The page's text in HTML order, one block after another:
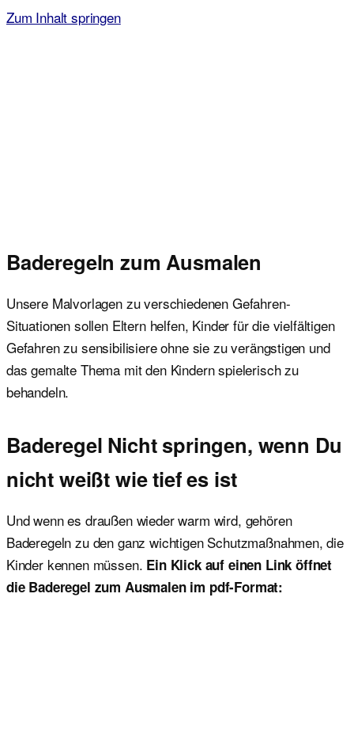
Zum Inhalt springen
Baderegeln zum Ausmalen
Unsere Malvorlagen zu verschiedenen Gefahren-
Situationen sollen Eltern helfen, Kinder für die vielfältigen
Gefahren zu sensibilisiere ohne sie zu verängstigen und
das gemalte Thema mit den Kindern spielerisch zu
behandeln.
Baderegel Nicht springen, wenn Du
nicht weißt wie tief es ist
Und wenn es draußen wieder warm wird, gehören
Baderegeln zu den ganz wichtigen Schutzmaßnahmen, die
Kinder kennen müssen. Ein Klick auf einen Link öffnet
die Baderegel zum Ausmalen im pdf-Format: